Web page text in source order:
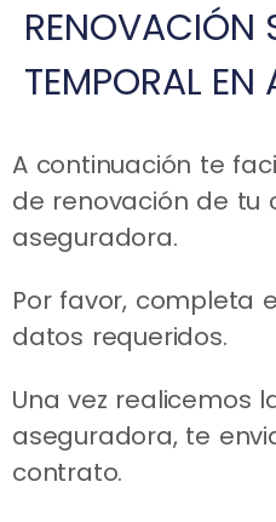
RENOVACIÓN
TEMPORAL EN
A continuación te
de renovación de tu
aseguradora.
Por favor, completa
datos requeridos.
Una vez realicemos
aseguradora, te
contrato.